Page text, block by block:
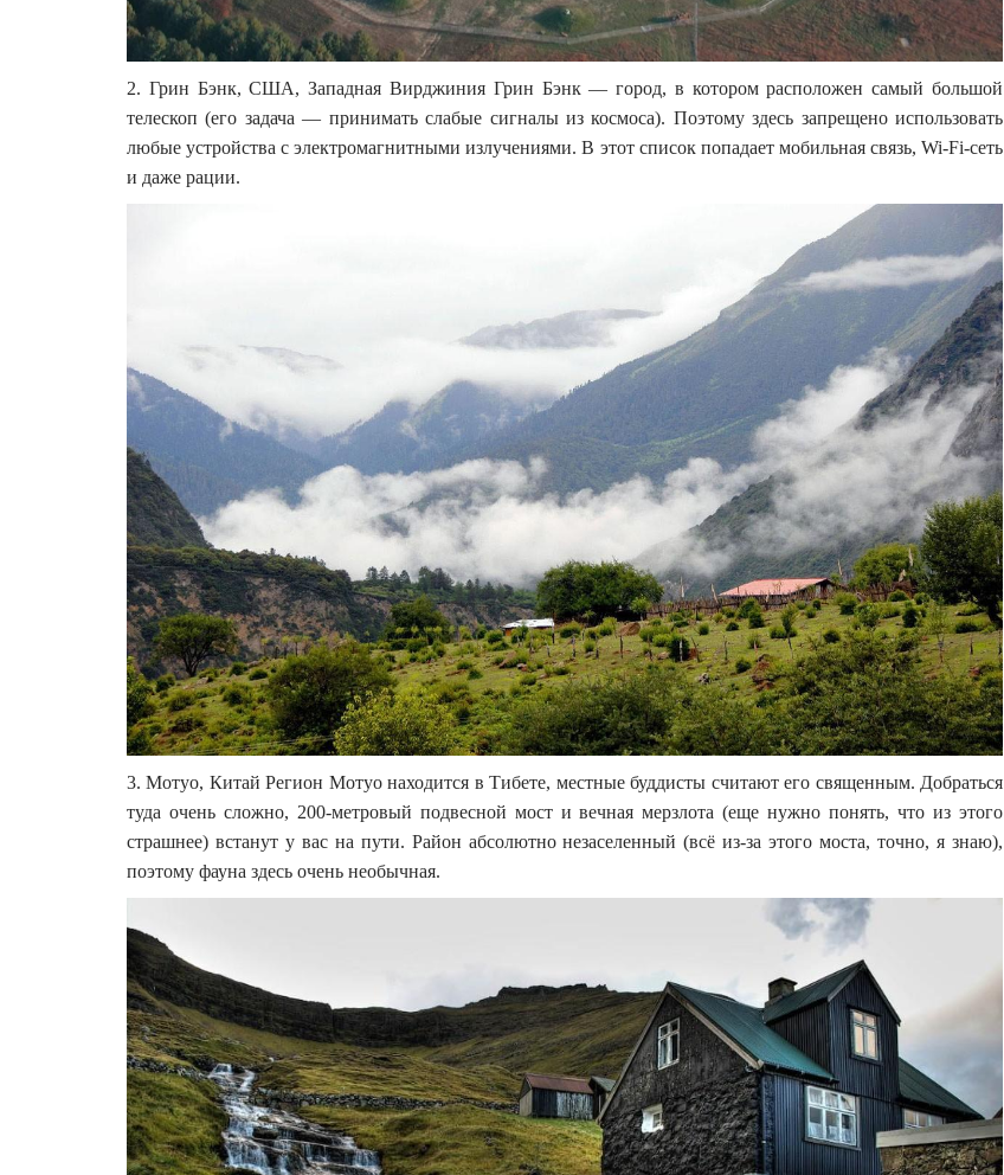
2. Грин Бэнк, США, Западная Вирджиния Грин Бэнк — город, в котором расположен самый большой
телескоп (его задача — принимать слабые сигналы из космоса). Поэтому здесь запрещено использовать
любые устройства с электромагнитными излучениями. В этот список попадает мобильная связь, Wi-Fi-сеть
и даже рации.
3. Мотуо, Китай Регион Мотуо находится в Тибете, местные буддисты считают его священным. Добраться
туда очень сложно, 200-метровый подвесной мост и вечная мерзлота (еще нужно понять, что из этого
страшнее) встанут у вас на пути. Район абсолютно незаселенный (всё из-за этого моста, точно, я знаю),
поэтому фауна здесь очень необычная.